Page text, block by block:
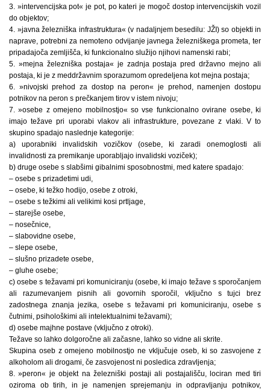
3. »intervencijska pot« je pot, po kateri je mogoč dostop intervencijskih vozil
do objektov;
4. »javna železniška infrastruktura« (v nadaljnjem besedilu: JŽI) so objekti in
naprave, potrebni za nemoteno odvijanje javnega železniškega prometa, ter
pripadajoča zemljišča, ki funkcionalno služijo njihovi namenski rabi;
5. »mejna železniška postaja« je zadnja postaja pred državno mejno ali
postaja, ki je z meddržavnim sporazumom opredeljena kot mejna postaja;
6. »nivojski prehod za dostop na peron« je prehod, namenjen dostopu
potnikov na peron s prečkanjem tirov v istem nivoju;
7. »osebe z omejeno mobilnostjo« so vse funkcionalno ovirane osebe, ki
imajo težave pri uporabi vlakov ali infrastrukture, povezane z vlaki. V to
skupino spadajo naslednje kategorije:
a) uporabniki invalidskih vozičkov (osebe, ki zaradi onemoglosti ali
invalidnosti za premikanje uporabljajo invalidski voziček);
b) druge osebe s slabšimi gibalnimi sposobnostmi, med katere spadajo:
– osebe s prizadetimi udi,
– osebe, ki težko hodijo, osebe z otroki,
– osebe s težkimi ali velikimi kosi prtljage,
– starejše osebe,
– nosečnice,
– slabovidne osebe,
– slepe osebe,
– slušno prizadete osebe,
– gluhe osebe;
c) osebe s težavami pri komuniciranju (osebe, ki imajo težave s sporočanjem
ali razumevanjem pisnih ali govornih sporočil, vključno s tujci brez
zadostnega znanja jezika, osebe s težavami pri komuniciranju, osebe s
čutnimi, psihološkimi ali intelektualnimi težavami);
d) osebe majhne postave (vključno z otroki).
Težave so lahko dolgoročne ali začasne, lahko so vidne ali skrite.
Skupina oseb z omejeno mobilnostjo ne vključuje oseb, ki so zasvojene z
alkoholom ali drogami, če zasvojenost ni posledica zdravljenja;
8. »peron« je objekt na železniški postaji ali postajališču, lociran med tiri
oziroma ob tirih, in je namenjen sprejemanju in odpravljanju potnikov,